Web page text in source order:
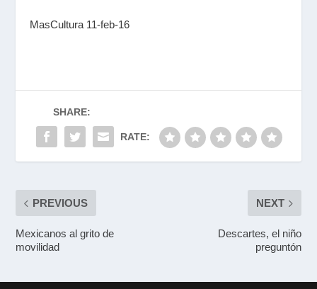
MasCultura 11-feb-16
SHARE:
RATE:
PREVIOUS
Mexicanos al grito de
movilidad
NEXT
Descartes, el niño
preguntón